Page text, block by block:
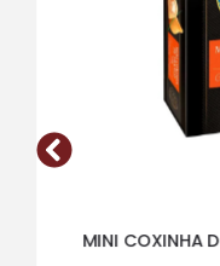
MINI COXINHA